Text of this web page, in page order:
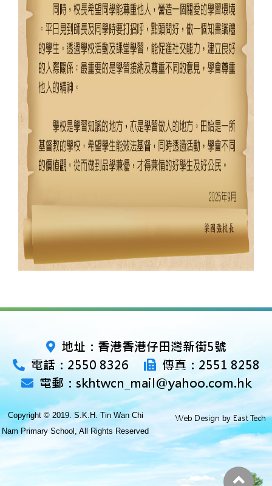
地址：香港香港仔田灣新街5號
電話：2550 8326
傳真：2551 8258
電郵：skhtwcn_mail@yahoo.com.hk
Copyright © 2019. S.K.H. Tin Wan Chi
Nam Primary School, All Rights Reserved
Web Design by East Tech